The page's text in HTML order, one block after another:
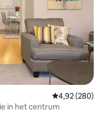
Gemiddelde
4,92 (280)
in het centrum